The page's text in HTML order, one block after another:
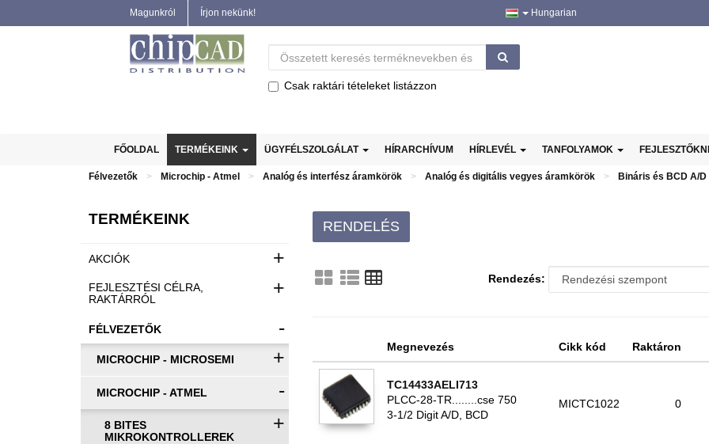
Magunkról Írjon nekünk! Hungarian
Csak raktári tételeket listázzon
FŐOLDAL TERMÉKEINK ÜGYFÉLSZOLGÁLAT HÍRARCHÍVUM HÍRLEVÉL TANFOLYAMOK
Félvezetők Microchip - Atmel Analóg és interfész áramkörök Analóg és digitális vegyes áramkörök Bináris és BCD A/D
TERMÉKEINK
AKCIÓK +
FEJLESZTÉSI CÉLRA,
RAKTÁRRÓL
+
FÉLVEZETŐK -
MICROCHIP - MICROSEMI +
MICROCHIP - ATMEL -
8 BITES
MIKROKONTROLLEREK
+
RENDELÉS
Rendezés:
Megnevezés Cikk kód Raktáron
TC14433AELI713
PLCC-28-TR........cse 750
3-1/2 Digit A/D, BCD
MICTC1022 0